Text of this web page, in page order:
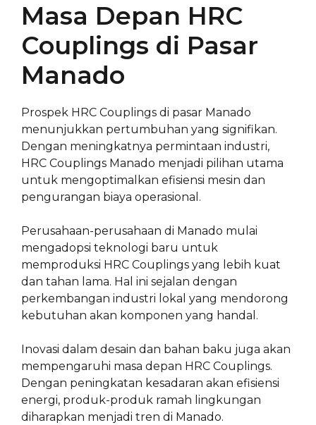
Masa Depan HRC
Couplings di Pasar
Manado
Prospek HRC Couplings di pasar Manado
menunjukkan pertumbuhan yang signifikan.
Dengan meningkatnya permintaan industri,
HRC Couplings Manado menjadi pilihan utama
untuk mengoptimalkan efisiensi mesin dan
pengurangan biaya operasional.
Perusahaan-perusahaan di Manado mulai
mengadopsi teknologi baru untuk
memproduksi HRC Couplings yang lebih kuat
dan tahan lama. Hal ini sejalan dengan
perkembangan industri lokal yang mendorong
kebutuhan akan komponen yang handal.
Inovasi dalam desain dan bahan baku juga akan
mempengaruhi masa depan HRC Couplings.
Dengan peningkatan kesadaran akan efisiensi
energi, produk-produk ramah lingkungan
diharapkan menjadi tren di Manado.